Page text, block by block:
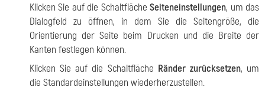
Klicken Sie auf die SchaltflächeSeiteneinstellungen, um das
Dialogfeld zu öffnen, in dem Sie die Seitengröße, die
Orientierung der Seite beim Drucken und die Breite der
Kanten festlegen können.
Klicken Sie auf die Schaltfläche Ränder zurücksetzen, um
die Standardeinstellungen wiederherzustellen.